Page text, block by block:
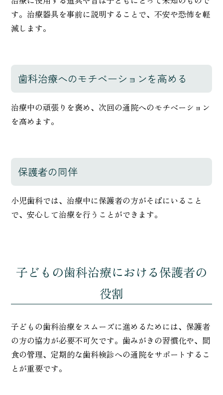
す。治療器具を事前に説明することで、不安や恐怖を軽
減します。
歯科治療へのモチベーションを高める
治療中の頑張りを褒め、次回の通院へのモチベーション
を高めます。
保護者の同伴
小児歯科では、治療中に保護者の方がそばにいること
で、安心して治療を行うことができます。
子どもの歯科治療における保護者の
役割
子どもの歯科治療をスムーズに進めるためには、保護者
の方の協力が必要不可欠です。歯みがきの習慣化や、間
食の管理、定期的な歯科検診への通院をサポートするこ
とが重要です。